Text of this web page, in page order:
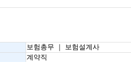
보험총무 ｜ 보험설계사
계약직